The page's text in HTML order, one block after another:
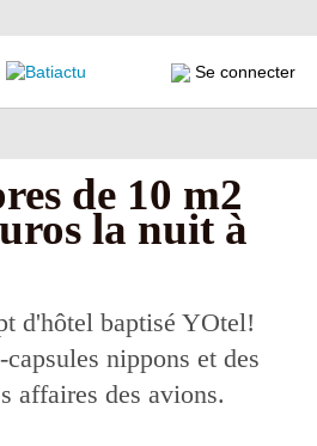
Se connecter
de 10 m2
la nuit à
d'hôtel baptisé YOtel!
nippons et des
affaires des avions.